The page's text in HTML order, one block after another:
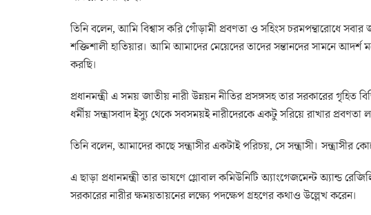
তিনি বলেন, আমি বিশ্বাস করি গোঁড়ামী প্রবণতা ও সহিংস চরমপন্থারোধে
শক্তিশালী হাতিয়ার। আমি আমাদের মেয়েদের তাদের সন্তানদের সামনে
করছি।
প্রধানমন্ত্রী এ সময় জাতীয় নারী উন্নয়ন নীতির প্রসঙ্গসহ তার সরকারের গৃহিত
ধর্মীয় সন্ত্রাসবাদ ইস্যু থেকে সবসময়ই নারীদেরকে একটু সরিয়ে রাখার প্রবণতা
তিনি বলেন, আমাদের কাছে সন্ত্রাসীর একটাই পরিচয়, সে সন্ত্রাসী। সন্ত্রাসীর
এ ছাড়া প্রধানমন্ত্রী তার ভাষণে গ্লোবাল কমিউনিটি অ্যাংগেজমেন্ট অ্যান্ড
সরকারের নারীর ক্ষময়তায়নের লক্ষ্যে পদক্ষেপ গ্রহণের কথাও উল্লেখ করেন।